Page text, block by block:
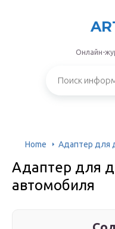
Онлайн-
Home Адаптер для
Адаптер для
автомобиля